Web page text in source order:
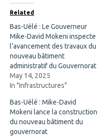
b
o
o
k
(
O
p
e
n
s
i
n
e
w
n
d
o
w
i
n
n
e
w
w
i
n
w
Related
Bas-Uélé : Le Gouverneur
Mike-David Mokeni inspecte
l’avancement des travaux du
nouveau bâtiment
administratif du Gouvernorat
May 14, 2025
In "Infrastructures"
Bas-Uélé : Mike-David
Mokeni lance la construction
du nouveau bâtiment du
gouvernorat